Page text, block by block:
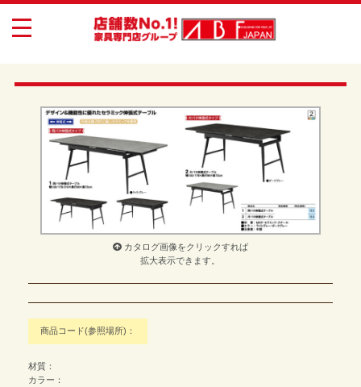
toggle
navigation
カタログ画像をクリックすれば
拡大表示できます。
商品コード(参照場所)：
材質：
カラー：